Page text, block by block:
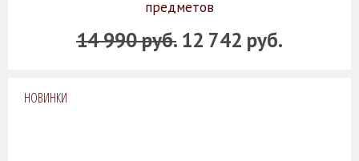
предметов
14 990 руб. 12 742 руб.
НОВИНКИ